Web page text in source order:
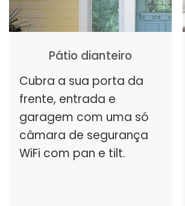
Pátio dianteiro
Cubra a sua porta da
frente, entrada e
garagem com uma só
câmara de segurança
WiFi com pan e tilt.